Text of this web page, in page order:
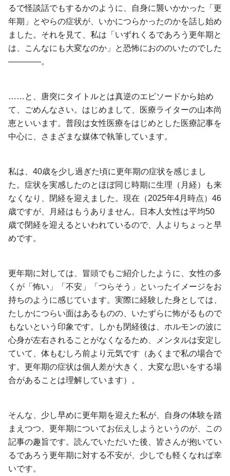
るで怪談話でもするかのように、自身に襲いかかった「更
年期」とやらの症状が、いかにつらかったのかを話し始め
ました。それを見て、私は「いずれくるであろう更年期と
は、こんなにも大変なのか」と恐怖におののいたのでした
――――。
……と、唐突にタイトルとは真逆のエピソードから始め
て、ごめんなさい。はじめまして、医療ライターの山本尚
恵といいます。普段は女性医療をはじめとした医療記事を
中心に、さまざまな媒体で執筆しています。
私は、40歳を少し過ぎた頃に更年期の症状を感じまし
た。症状を実感したのとほぼ同じ時期に生理（月経）も来
なくなり、閉経を迎えました。現在（2025年4月時点）46
歳ですが、月経はもうありません。日本人女性は平均50
歳で閉経を迎えるといわれているので、人よりちょっと早
めです。
更年期に対しては、冒頭でもご紹介したように、女性の多
くが「怖い」「不安」「つらそう」といったイメージをお
持ちのように感じています。実際に経験した身としては、
たしかにつらい面はあるものの、いたずらに怖がるもので
もないという印象です。しかも閉経後は、ホルモンの波に
心身が左右されることがなくなるため、メンタルは安定し
ていて、体もむしろ前より元気です（あくまで私の場合で
す。更年期の症状は個人差が大きく、大変な思いをする場
合があることは理解しています）。
そんな、少し早めに更年期を迎えた私が、自身の体験を踏
まえつつ、更年期についてお伝えしようというのが、この
記事の趣旨です。読んでいただいた後、皆さんが抱いてい
るであろう更年期に対する不安が、少しでも軽くなれば幸
いです。